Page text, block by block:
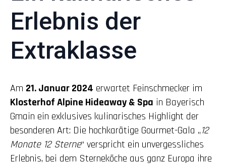
Erlebnis der
Extraklasse
Am 21. Januar 2024 erwartet Feinschmecker im
Klosterhof Alpine Hideaway & Spa in Bayerisch
Gmain ein exklusives kulinarisches Highlight der
besonderen Art: Die hochkarätige Gourmet-Gala „12
Monate 12 Sterne“ verspricht ein unvergessliches
Erlebnis, bei dem Sterneköche aus ganz Europa ihre